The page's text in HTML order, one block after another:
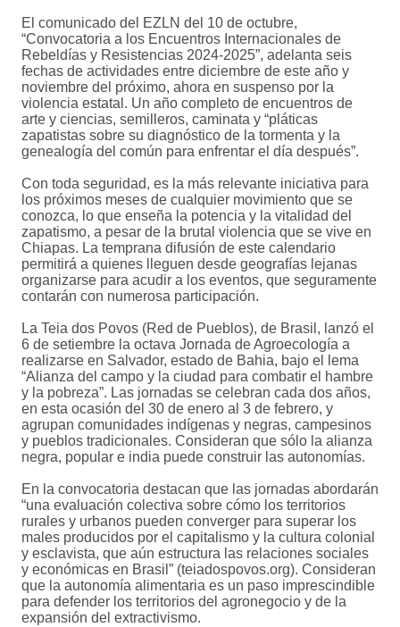
El comunicado del EZLN del 10 de octubre,
“Convocatoria a los Encuentros Internacionales de
Rebeldías y Resistencias 2024-2025”, adelanta seis
fechas de actividades entre diciembre de este año y
noviembre del próximo, ahora en suspenso por la
violencia estatal. Un año completo de encuentros de
arte y ciencias, semilleros, caminata y “pláticas
zapatistas sobre su diagnóstico de la tormenta y la
genealogía del común para enfrentar el día después”.
Con toda seguridad, es la más relevante iniciativa para
los próximos meses de cualquier movimiento que se
conozca, lo que enseña la potencia y la vitalidad del
zapatismo, a pesar de la brutal violencia que se vive en
Chiapas. La temprana difusión de este calendario
permitirá a quienes lleguen desde geografías lejanas
organizarse para acudir a los eventos, que seguramente
contarán con numerosa participación.
La Teia dos Povos (Red de Pueblos), de Brasil, lanzó el
6 de setiembre la octava Jornada de Agroecología a
realizarse en Salvador, estado de Bahia, bajo el lema
“Alianza del campo y la ciudad para combatir el hambre
y la pobreza”. Las jornadas se celebran cada dos años,
en esta ocasión del 30 de enero al 3 de febrero, y
agrupan comunidades indígenas y negras, campesinos
y pueblos tradicionales. Consideran que sólo la alianza
negra, popular e india puede construir las autonomías.
En la convocatoria destacan que las jornadas abordarán
“una evaluación colectiva sobre cómo los territorios
rurales y urbanos pueden converger para superar los
males producidos por el capitalismo y la cultura colonial
y esclavista, que aún estructura las relaciones sociales
y económicas en Brasil” (teiadospovos.org). Consideran
que la autonomía alimentaria es un paso imprescindible
para defender los territorios del agronegocio y de la
expansión del extractivismo.